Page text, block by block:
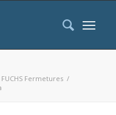
Fermetures /